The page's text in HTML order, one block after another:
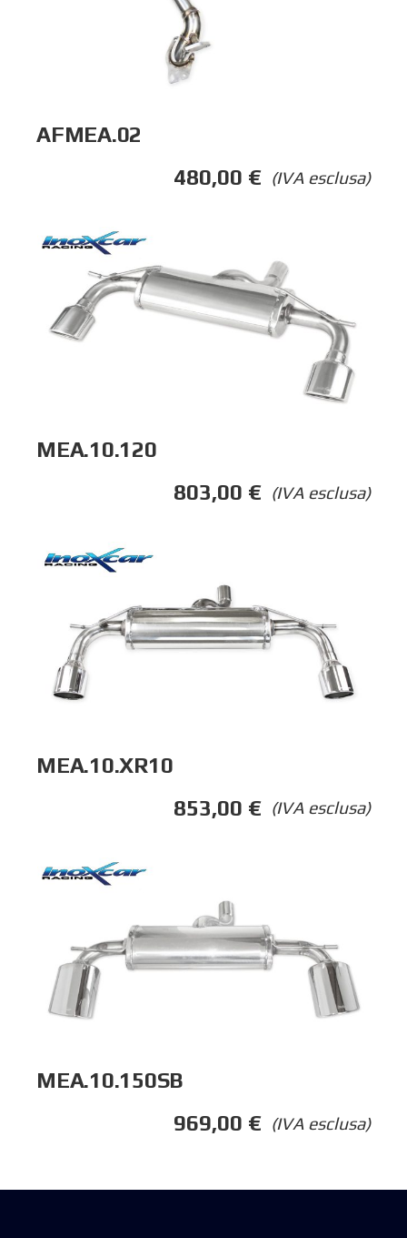
AFMEA.02
(IVA esclusa)
480,00 €
MEA.10.120
(IVA esclusa)
803,00 €
MEA.10.XR10
(IVA esclusa)
853,00 €
MEA.10.150SB
(IVA esclusa)
969,00 €